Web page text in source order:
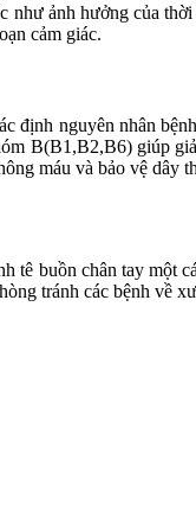
như ảnh hưởng của
cảm giác.
định nguyên nhân
B(B1,B2,B6) giúp
máu và bảo vệ
tê buồn chân tay một
tránh các bệnh về